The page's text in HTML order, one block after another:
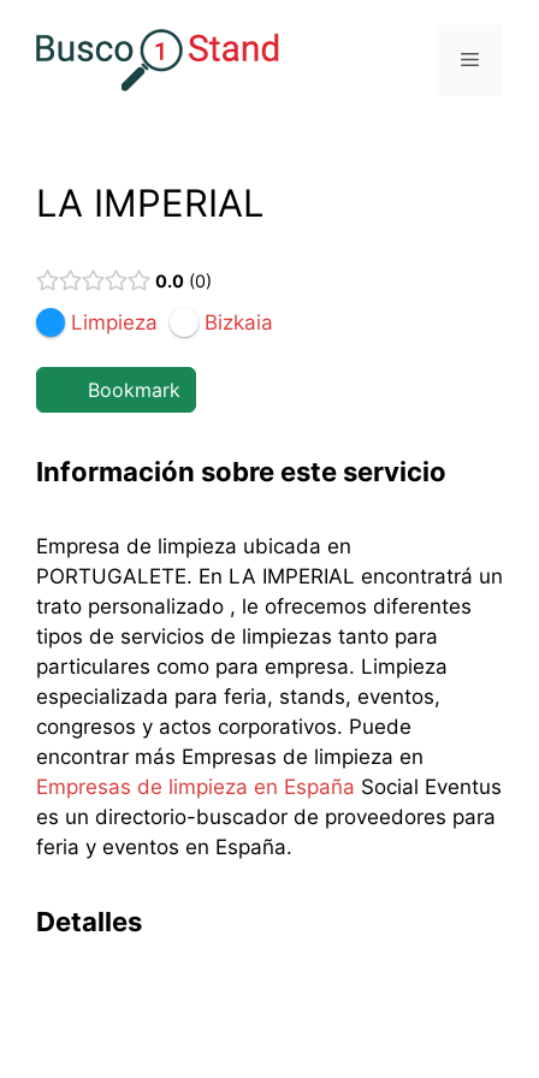
Menú
LA IMPERIAL
0.0 0
Limpieza Bizkaia
Bookmark
Información sobre este servicio
Empresa de limpieza ubicada en
PORTUGALETE. En LA IMPERIAL encontratrá un
trato personalizado , le ofrecemos diferentes
tipos de servicios de limpiezas tanto para
particulares como para empresa. Limpieza
especializada para feria, stands, eventos,
congresos y actos corporativos. Puede
encontrar más Empresas de limpieza en
Empresas de limpieza en España Social Eventus
es un directorio-buscador de proveedores para
feria y eventos en España.
Detalles